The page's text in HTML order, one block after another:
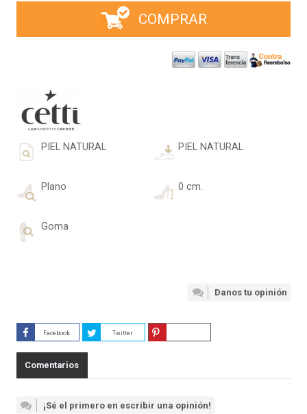
COMPRAR
PIEL NATURAL PIEL NATURAL
Plano 0 cm.
Goma
Danos tu opinión
Facebook Twitter
Comentarios
¡Sé el primero en escribir una opinión!